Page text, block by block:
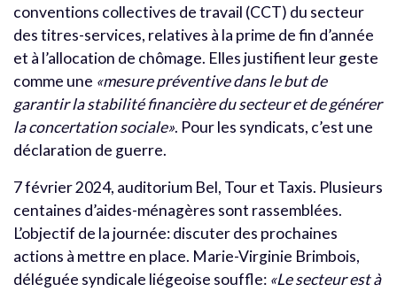
conventions collectives de travail (CCT) du secteur
des titres-services, relatives à la prime de fin d’année
et à l’allocation de chômage. Elles justifient leur geste
comme une «mesure préventive dans le but de
garantir la stabilité financière du secteur et de générer
la concertation sociale». Pour les syndicats, c’est une
déclaration de guerre.
7 février 2024, auditorium Bel, Tour et Taxis. Plusieurs
centaines d’aides-ménagères sont rassemblées.
L’objectif de la journée: discuter des prochaines
actions à mettre en place. Marie-Virginie Brimbois,
déléguée syndicale liégeoise souffle: «Le secteur est à